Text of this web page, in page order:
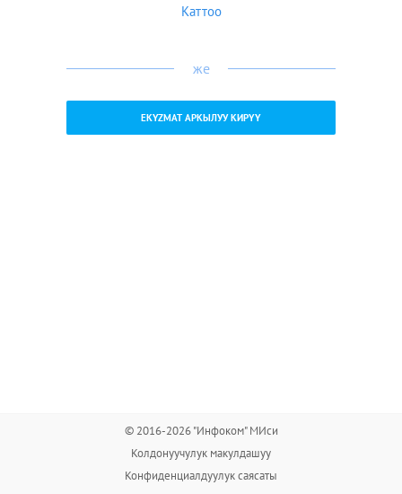
Каттоо
же
EKYZMAT АРКЫЛУУ КИРҮҮ
© 2016-2026 "Инфоком" МИси
Колдонуучулук макулдашуу
Конфиденциалдуулук саясаты